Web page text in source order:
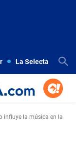
La Selecta
influye la música en la